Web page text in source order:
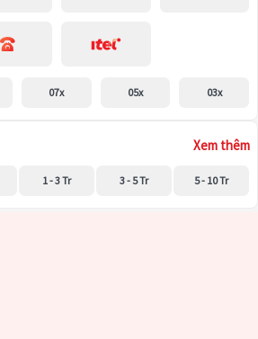
07x 05x 03x
Xem thêm
1 - 3 Tr 3 - 5 Tr 5 - 10 Tr